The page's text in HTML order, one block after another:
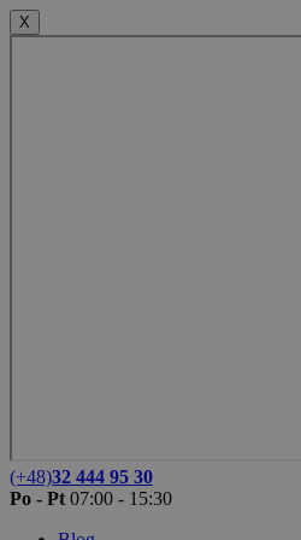
X
(+48)32 444 95 30
Po - Pt 07:00 - 15:30